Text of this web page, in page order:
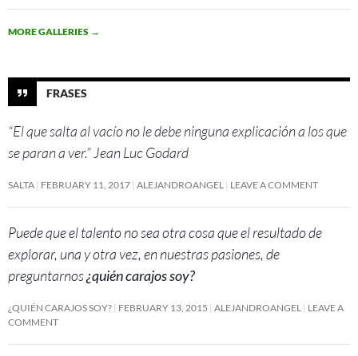
MORE GALLERIES →
FRASES
“El que salta al vacío no le debe ninguna explicación a los que
se paran a ver.” Jean Luc Godard
SALTA FEBRUARY 11, 2017 ALEJANDROANGEL LEAVE A COMMENT
Puede que el talento no sea otra cosa que el resultado de
explorar, una y otra vez, en nuestras pasiones, de
preguntarnos¿quién carajos soy?
¿QUIÉN CARAJOS SOY? FEBRUARY 13, 2015 ALEJANDROANGEL
LEAVE A
COMMENT